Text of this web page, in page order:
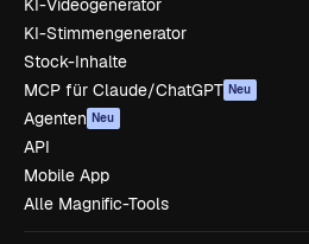
KI-Videogenerator
KI-Stimmengenerator
Stock-Inhalte
MCP für Claude/ChatGPT Neu
Agenten Neu
API
Mobile App
Alle Magnific-Tools